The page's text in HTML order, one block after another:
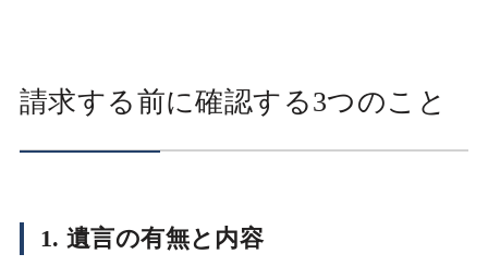
請求する前に確認する3つのこと
1. 遺言の有無と内容